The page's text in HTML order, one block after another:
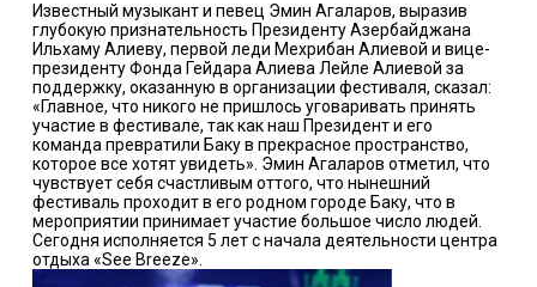
Известный музыкант и певец Эмин Агаларов, выразив
глубокую признательность Президенту Азербайджана
Ильхаму Алиеву, первой леди Мехрибан Алиевой и вице-
президенту Фонда Гейдара Алиева Лейле Алиевой за
поддержку, оказанную в организации фестиваля, сказал:
«Главное, что никого не пришлось уговаривать принять
участие в фестивале, так как наш Президент и его
команда превратили Баку в прекрасное пространство,
которое все хотят увидеть». Эмин Агаларов отметил, что
чувствует себя счастливым оттого, что нынешний
фестиваль проходит в его родном городе Баку, что в
мероприятии принимает участие большое число людей.
Сегодня исполняется 5 лет с начала деятельности центра
отдыха «See Breeze».